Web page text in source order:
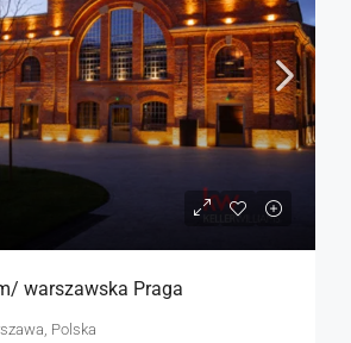
warszawska Praga
Polska